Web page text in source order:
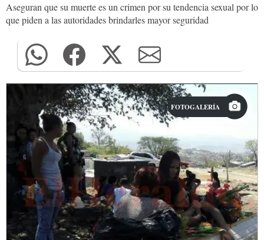
Aseguran que su muerte es un crimen por su tendencia sexual por lo
que piden a las autoridades brindarles mayor seguridad
FOTOGALERÍA